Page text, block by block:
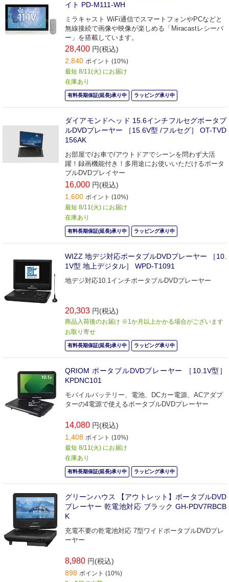
イト PD-M111-WH
ミラキャスト WiFi通信でスマートフォンやPCなどと
無線接続で画像や映像が楽しめる「Miracastレシーバ
ー」を搭載しています。
28,400 円(税込)
2,840 ポイント (10%)
最短 8/11(火) にお届け
在庫あり
有料長期保証(延長)承り中 ラッピング承り中
ダイアモンドヘッド 15.6インチフルセグポータブ
ルDVDプレーヤー ［15.6V型 /フルセグ］ OT-TVD
156AK
お部屋で/お車で/アウトドアでシーンを問わず大活
躍！録画機能付き！多用途にお使いいただけるポータ
ブルDVDプレイヤー
16,000 円(税込)
1,600 ポイント (10%)
最短 8/11(火) にお届け
在庫あり
有料長期保証(延長)承り中 ラッピング承り中
WIZZ 地デジ対応ポータブルDVDプレーヤー ［10.
1V型 地上デジタル］ WPD-T1091
地デジ対応10.1インチポータブルDVDプレーヤー
20,303 円(税込)
商品入荷後のお届け ※1か月以上かかる場合がございます
お取り寄せ
有料長期保証(延長)承り中 ラッピング承り中
QRIOM ポータブルDVDプレーヤー ［10.1V型］
KPDNC101
モバイルバッテリー、電池、DCカー電源、ACアダプ
ターの4電源で使えるポータブルDVDプレーヤー
14,080 円(税込)
1,408 ポイント (10%)
最短 8/11(火) にお届け
在庫あり
有料長期保証(延長)承り中 ラッピング承り中
グリーンハウス 【アウトレット】ポータブルDVD
プレーヤー 乾電池対応 ブラック GH-PDV7RBCB
K
充電不要の乾電池対応 7型ワイドポータブルDVDプレ
ーヤー
8,980 円(税込)
898 ポイント (10%)